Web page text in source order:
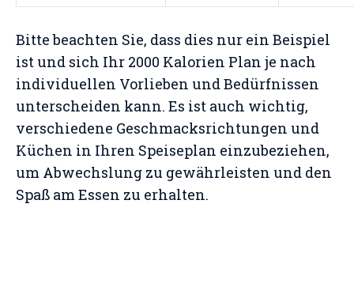
Bitte beachten Sie, dass dies nur ein Beispiel
ist und sich Ihr 2000 Kalorien Plan je nach
individuellen Vorlieben und Bedürfnissen
unterscheiden kann. Es ist auch wichtig,
verschiedene Geschmacksrichtungen und
Küchen in Ihren Speiseplan einzubeziehen,
um Abwechslung zu gewährleisten und den
Spaß am Essen zu erhalten.